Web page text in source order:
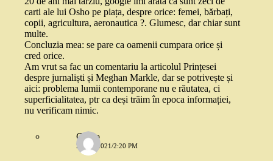
carti ale lui Osho pe piața, despre orice: femei, bărbați,
copii, agricultura, aeronautica ?. Glumesc, dar chiar sunt
multe.
Concluzia mea: se pare ca oamenii cumpara orice și
cred orice.
Am vrut sa fac un comentariu la articolul Prințesei
despre jurnaliști și Meghan Markle, dar se potrivește și
aici: problema lumii contemporane nu e răutatea, ci
superficialitatea, ptr ca deși trăim în epoca informației,
nu verificam nimic.
Gadjo
2 MAI 2021/2:20 PM